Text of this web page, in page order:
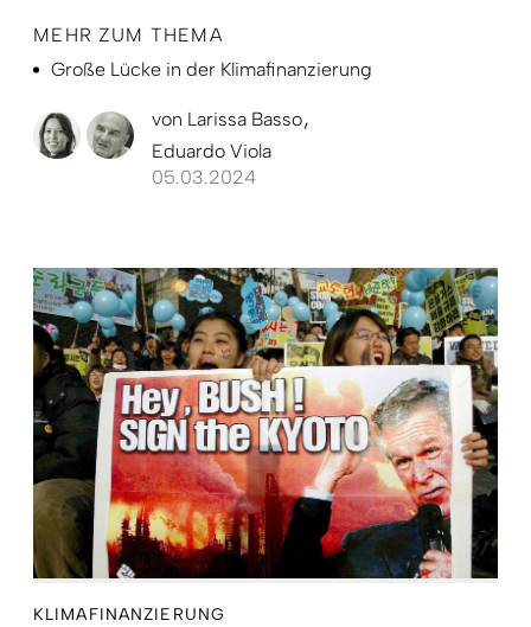
MEHR ZUM THEMA
Große Lücke in der Klimafinanzierung
von Larissa Basso
Eduardo Viola
05.03.2024
KLIMAFINANZIERUNG